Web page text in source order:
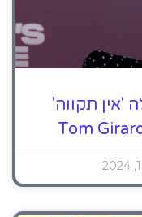
'אין תקווה'